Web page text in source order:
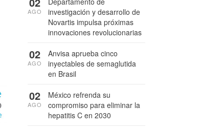
investigación y desarrollo de
Novartis impulsa próximas
innovaciones revolucionarias
AGO
Anvisa aprueba cinco
inyectables de semaglutida
en Brasil
02
AGO
México refrenda su
compromiso para eliminar la
hepatitis C en 2030
02
AGO